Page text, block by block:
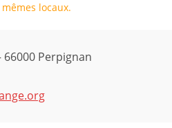
locaux.
66000 Perpignan